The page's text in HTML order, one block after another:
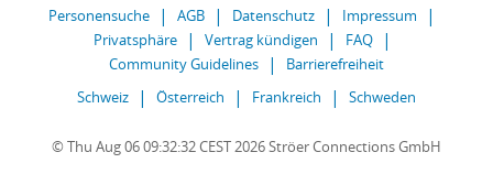
Personensuche AGB Datenschutz
Impressum
Privatsphäre
Vertrag kündigen
FAQ
Community Guidelines
Barrierefreiheit
Schweiz
Österreich Frankreich Schweden
© Thu Aug 06 09:32:32 CEST 2026 Ströer Connections GmbH